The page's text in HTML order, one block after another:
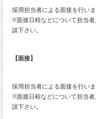
採用担当者による面接を行いま
※面接日程などについて担当
談下さい。
【面接】
採用担当者による面接を行いま
※面接日程などについて担当
談下さい。